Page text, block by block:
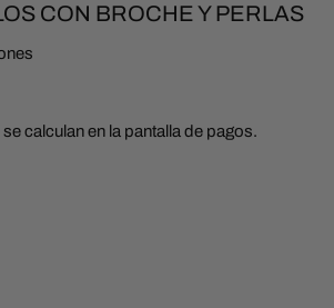
CON BROCHE Y PERLAS
se calculan en la pantalla de pagos.